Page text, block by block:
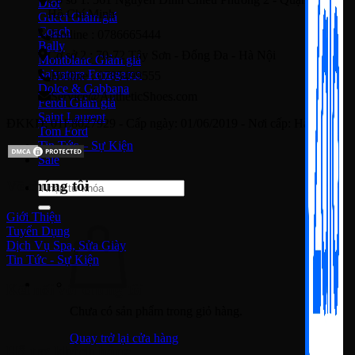
Dior
Gucci
Coach
Bally
Montblanc
Salvatore Ferragamo
Dolce & Gabbana
Fendi
Saint Laurent
Tom Ford
Tin Tức – Sự Kiện
Sale
Tìm
kiếm:
Quay trở lại cửa hàng
Hồ Chí Minh
Hotline : 0786665444
Cở sở 2 : 70-72 Tây Sơn - Đống Đa - Hà Nội
Hotline : 0785499555
Service@AutheticShoes.com
ĐKKD: 01E8027929 - Cấp ngày: 01/06/2019 - Nơi cấp: Hà Nội
Về chúng tôi
Giới Thiệu
Tuyển Dụng
Dịch Vụ Spa, Sửa Giày
Tin Tức - Sự Kiện